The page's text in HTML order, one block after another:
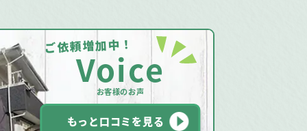
ご依頼増加中！
Voice
お客様のお声
もっと口コミを見る